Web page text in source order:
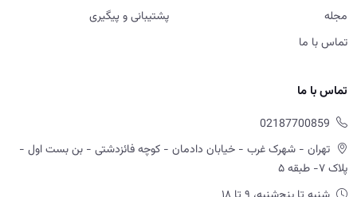
مجله
تماس با ما
پشتیبانی و پیگیری
تماس با ما
02187700859
تهران - شهرک غرب - خیابان دادمان - کوچه فائزدشتی - بن بست اول -
پلاک ۷- طبقه ۵